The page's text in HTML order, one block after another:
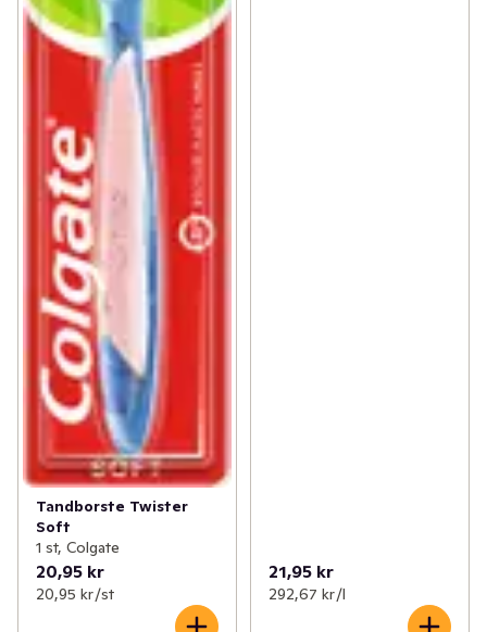
Tandborste Twister
Soft
1 st, Colgate
20,95 kr
20,95 kr /st
21,95 kr
292,67 kr /l